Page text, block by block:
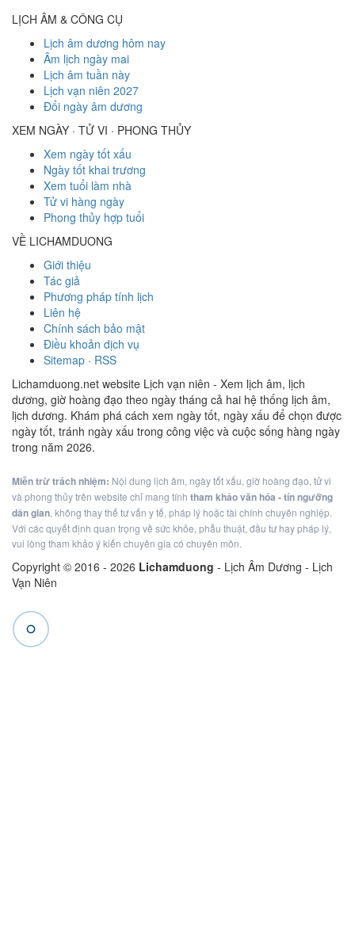
LỊCH ÂM & CÔNG CỤ
Lịch âm dương hôm nay
Âm lịch ngày mai
Lịch âm tuần này
Lịch vạn niên 2027
Đổi ngày âm dương
XEM NGÀY · TỬ VI · PHONG THỦY
Xem ngày tốt xấu
Ngày tốt khai trương
Xem tuổi làm nhà
Tử vi hàng ngày
Phong thủy hợp tuổi
VỀ LICHAMDUONG
Giới thiệu
Tác giả
Phương pháp tính lịch
Liên hệ
Chính sách bảo mật
Điều khoản dịch vụ
Sitemap · RSS
Lichamduong.net website Lịch vạn niên - Xem lịch âm, lịch
dương, giờ hoàng đạo theo ngày tháng cả hai hệ thống lịch âm,
lịch dương. Khám phá cách xem ngày tốt, ngày xấu để chọn được
ngày tốt, tránh ngày xấu trong công việc và cuộc sống hàng ngày
trong năm 2026.
Miễn trừ trách nhiệm: Nội dung lịch âm, ngày tốt xấu, giờ hoàng đạo, tử vi
và phong thủy trên website chỉ mang tính tham khảo văn hóa - tín ngưỡng
dân gian, không thay thế tư vấn y tế, pháp lý hoặc tài chính chuyên nghiệp.
Với các quyết định quan trọng về sức khỏe, phẫu thuật, đầu tư hay pháp lý,
vui lòng tham khảo ý kiến chuyên gia có chuyên môn.
Copyright © 2016 - 2026 Lichamduong - Lịch Âm Dương - Lịch
Vạn Niên